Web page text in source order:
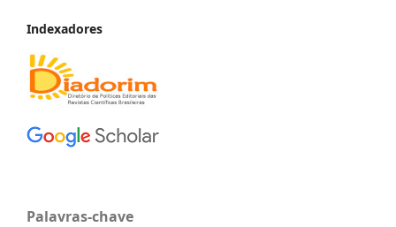
Indexadores
Palavras-chave